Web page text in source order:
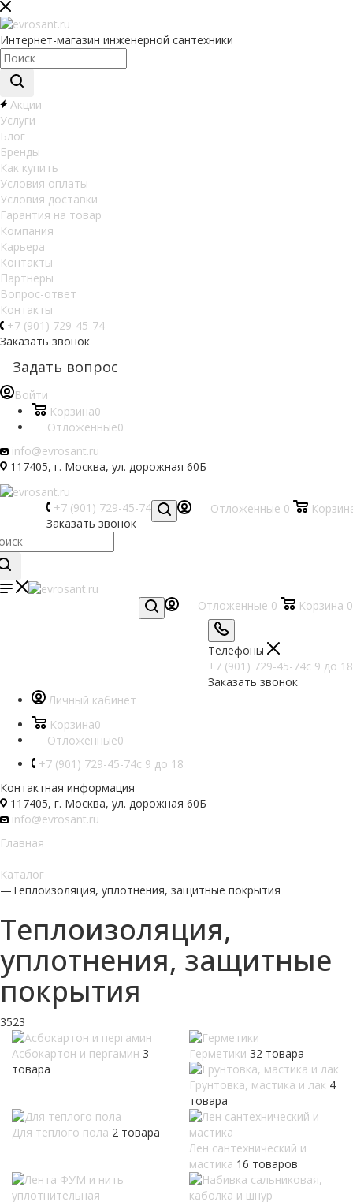
Интернет-магазин инженерной сантехники
Акции
Услуги
Блог
Бренды
Как купить
Условия оплаты
Условия доставки
Гарантия на товар
Компания
Карьера
Контакты
Партнеры
Вопрос-ответ
Контакты
+7 (901) 729-45-74
Заказать звонок
Задать вопрос
Войти
Корзина0
Отложенные0
info@evrosant.ru
117405, г. Москва, ул. дорожная 60Б
+7 (901) 729-45-74
Заказать звонок
Отложенные 0
Отложенные 0 Корзина 0
Телефоны
+7 (901) 729-45-74c 9 до 18
Заказать звонок
Личный кабинет
Корзина0
Отложенные0
+7 (901) 729-45-74c 9 до 18
Контактная информация
117405, г. Москва, ул. дорожная 60Б
info@evrosant.ru
Главная
—
Каталог
—Теплоизоляция, уплотнения, защитные покрытия
Теплоизоляция,
уплотнения, защитные
покрытия
3523
Асбокартон и пергамин 3
товара
Герметики 32 товара
Грунтовка, мастика и лак 4
товара
Для теплого пола 2 товара
Лен сантехнический и
мастика 16 товаров